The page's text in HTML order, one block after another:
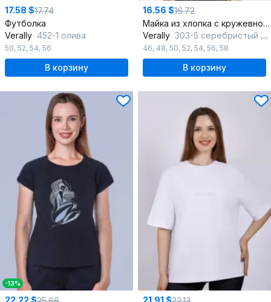
17.58 $17.74
Футболка
Verally 452-1 олива
50, 52, 54, 56
В корзину
16.56 $16.72
Майка из хлопка с кружевной отделкой Круглогодичная
Verally 303-5 серебристый пион
46, 48, 50, 52, 54, 56, 58
В корзину
-13%